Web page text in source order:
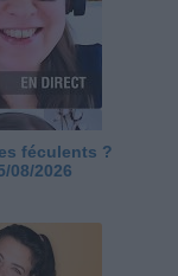
féculents ?
08/2026